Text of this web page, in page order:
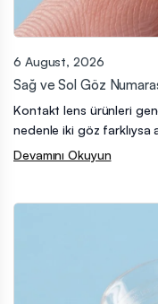
6 August, 2026
Sağ ve Sol Göz
Kontakt lens ürünleri
nedenle iki göz farklıysa
Devamını Okuyun